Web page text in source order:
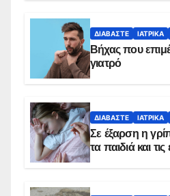
ΔΙΑΒΆΣΤΕ ΙΑΤΡΙΚΆ
Βήχας που
γιατρό
ΔΙΑΒΆΣΤΕ ΙΑΤΡΙΚΆ
Σε έξαρση η
τα παιδιά και